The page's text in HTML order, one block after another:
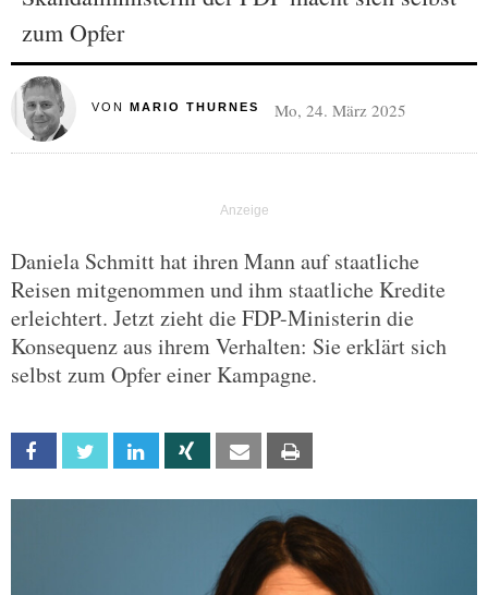
zum Opfer
VON MARIO THURNES Mo, 24. März 2025
Daniela Schmitt hat ihren Mann auf staatliche
Reisen mitgenommen und ihm staatliche Kredite
erleichtert. Jetzt zieht die FDP-Ministerin die
Konsequenz aus ihrem Verhalten: Sie erklärt sich
selbst zum Opfer einer Kampagne.
Facebook Twitter Linkedin Xing Email